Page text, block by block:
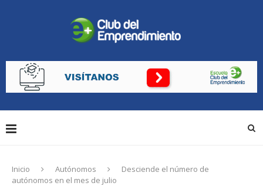
Inicio Autónomos
Desciende el número de
autónomos en el mes de julio